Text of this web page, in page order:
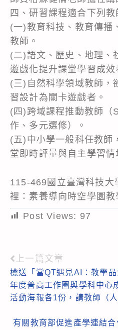
四、研習課程適合下列教
(一)教育科技、教育傳播
教師。
(二)語文、歷史、地理、
遊戲化提升課堂學習成效
(三)自然科學領域教師，
習設計為關卡遊戲者。
(四)跨域課程推動教師（
作、多元選修）。
(五)中小學一般科任教師
堂即時評量與自主學習情
115-469國立臺灣科技
裡：素養導向時空學園教
Post Views: 97
Read
more
articles
上一篇文章
檢送「當QT遇見AI：教學
年度普高工作圈與學科中心
活動海報各1份，請教師（
有關教育部促進產學連結